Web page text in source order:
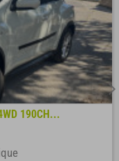
190CH...